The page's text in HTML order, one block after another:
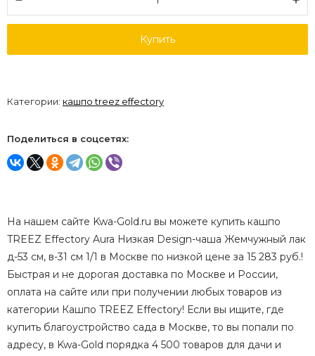
Купить
Категории: кашпо treez effectory
Поделиться в соцсетях:
На нашем сайте Kwa-Gold.ru вы можете купить кашпо
TREEZ Effectory Aura Низкая Design-чаша Жемчужный лак
д-53 см, в-31 см 1/1 в Москве по низкой цене за 15 283 руб.!
Быстрая и не дорогая доставка по Москве и России,
оплата на сайте или при получении любых товаров из
категории Кашпо TREEZ Effectory! Если вы ищите, где
купить благоустройство сада в Москве, то вы попали по
адресу, в Kwa-Gold порядка 4 500 товаров для дачи и